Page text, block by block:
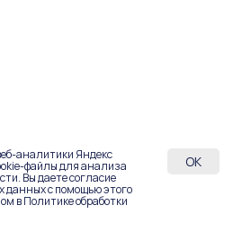
аналитики Яндекс
файлы для анализа
Вы даете согласие
данных с помощью этого
в Политике обработки
OK